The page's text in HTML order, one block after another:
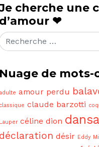
cherche une
❤
de mots-
amour perdu
claude barzotti
céline dion
désir Eddy